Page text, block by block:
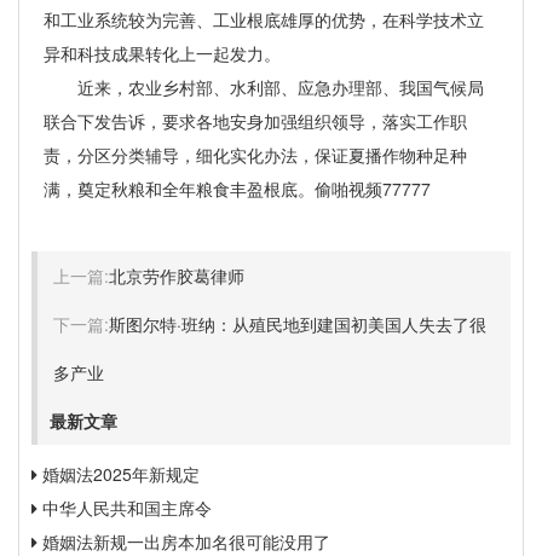
和工业系统较为完善、工业根底雄厚的优势，在科学技术立
异和科技成果转化上一起发力。
近来，农业乡村部、水利部、应急办理部、我国气候局
联合下发告诉，要求各地安身加强组织领导，落实工作职
责，分区分类辅导，细化实化办法，保证夏播作物种足种
满，奠定秋粮和全年粮食丰盈根底。偷啪视频77777
上一篇:北京劳作胶葛律师
下一篇:斯图尔特·班纳：从殖民地到建国初美国人失去了很
多产业
最新文章
婚姻法2025年新规定
中华人民共和国主席令
婚姻法新规一出房本加名很可能没用了